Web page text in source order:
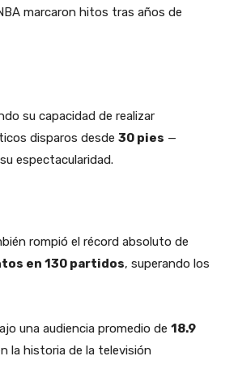
marcaron hitos tras años de
su capacidad de realizar
disparos desde 30 pies —
espectacularidad.
rompió el récord absoluto de
en 130 partidos, superando los
una audiencia promedio de 18.9
la historia de la televisión